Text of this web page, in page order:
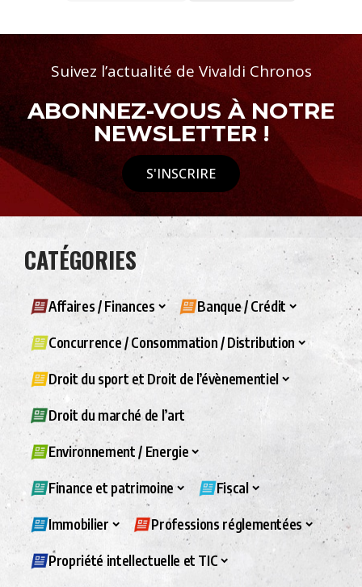
Suivez l’actualité de Vivaldi Chronos
ABONNEZ-VOUS À NOTRE
NEWSLETTER !
S'INSCRIRE
CATÉGORIES
Affaires / Finances Banque / Crédit
Concurrence / Consommation / Distribution
Droit du sport et Droit de l’évènementiel
Droit du marché de l’art
Environnement / Energie
Finance et patrimoine Fiscal
Immobilier Professions réglementées
Propriété intellectuelle et TIC